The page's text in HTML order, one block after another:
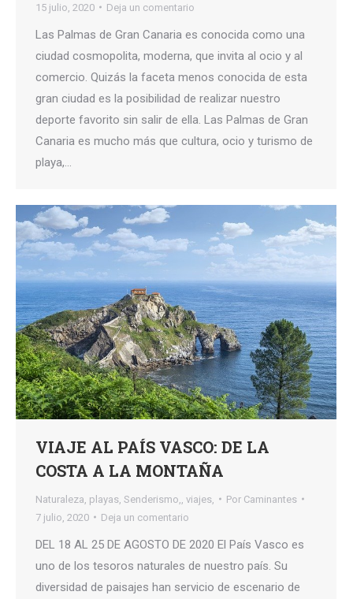
15 julio, 2020
Deja un comentario
Las Palmas de Gran Canaria es conocida como una
ciudad cosmopolita, moderna, que invita al ocio y al
comercio. Quizás la faceta menos conocida de esta
gran ciudad es la posibilidad de realizar nuestro
deporte favorito sin salir de ella. Las Palmas de Gran
Canaria es mucho más que cultura, ocio y turismo de
playa,…
VIAJE AL PAÍS VASCO: DE LA
COSTA A LA MONTAÑA
Naturaleza playas Senderismo, viajes, Por Caminantes
7 julio, 2020
Deja un comentario
DEL 18 AL 25 DE AGOSTO DE 2020 El País Vasco es
uno de los tesoros naturales de nuestro país. Su
diversidad de paisajes han servicio de escenario de